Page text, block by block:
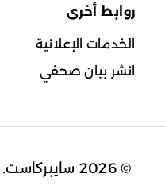
روابط أخرى
الخدمات الإعلانية
انشر بيان صحفي
© 2026 سايبركاست. جميع الحقوق محفوظة